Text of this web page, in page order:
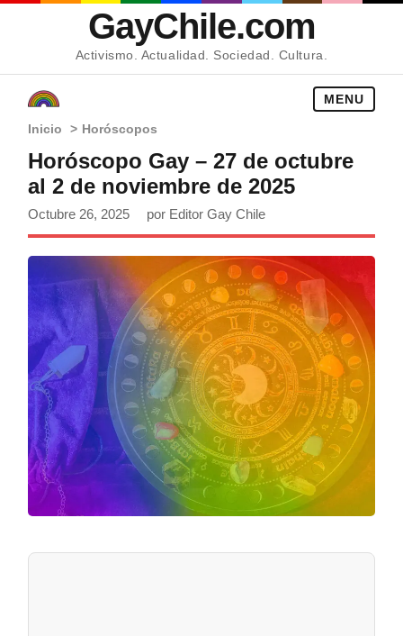
GayChile.com
Activismo. Actualidad. Sociedad. Cultura.
MENU
Inicio > Horóscopos
Horóscopo Gay – 27 de octubre
al 2 de noviembre de 2025
Octubre 26, 2025 por Editor Gay Chile